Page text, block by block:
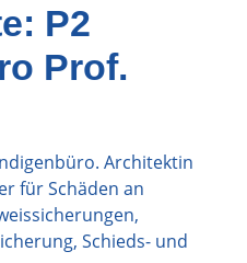
P2
Prof.
Architektin
für Schäden an
Schieds- und